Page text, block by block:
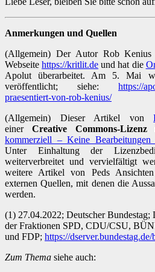
Anmerkungen und Quellen
(Allgemein) Der Autor Rob Kenius
Webseitehttps://kritlit.de und hat die
Apolut überarbeitet. Am 5. Mai
veröffentlicht; siehe: https://
praesentiert-von-rob-kenius/
(Allgemein) Dieser Artikel von
einer Creative Commons-Lizenz
kommerziell – Keine Bearbeitungen
Unter Einhaltung der
weiterverbreitet und vervielfältigt
weitere Artikel von Peds
externen Quellen, mit denen die
werden.
(1) 27.04.2022; Deutscher
der Fraktionen SPD, CDU/CSU,
und FDP; https://
Zum Thema siehe auch: